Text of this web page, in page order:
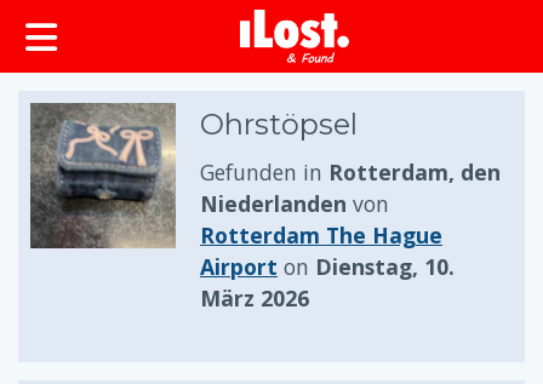
springen
Ohrstöpsel
Gefunden in Rotterdam, den
Niederlanden von
Rotterdam The Hague
Airport on Dienstag, 10.
März 2026